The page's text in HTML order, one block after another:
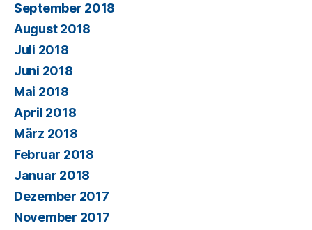
September 2018
August 2018
Juli 2018
Juni 2018
Mai 2018
April 2018
März 2018
Februar 2018
Januar 2018
Dezember 2017
November 2017